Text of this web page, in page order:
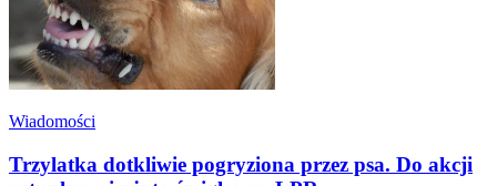
Wiadomości
Trzylatka dotkliwie pogryziona przez psa. Do akcji